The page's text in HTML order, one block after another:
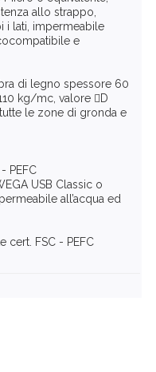
allo strappo,
i lati, impermeabile
e
di legno spessore 60
kg/mc, valore D
le zone di gronda e
PEFC
USB Classic o
all’acqua ed
cert. FSC - PEFC